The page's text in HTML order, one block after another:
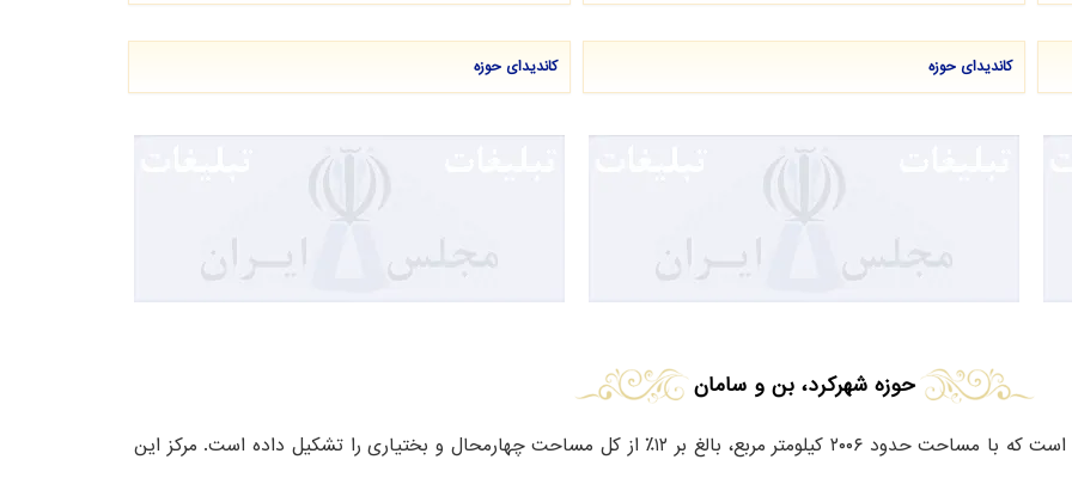
کاندیدای حوزه کاندیدای حوزه
حوزه شهرکرد، بن و سامان
از شهرستان های استان چهارمحال و بختیاری است که با مساحت حدود ۲۰۰۶ کیلومتر مربع، بالغ بر ۱۲٪ از کل مساحت چهارمحال و بختیاری را تشکیل داده است. مرکز این